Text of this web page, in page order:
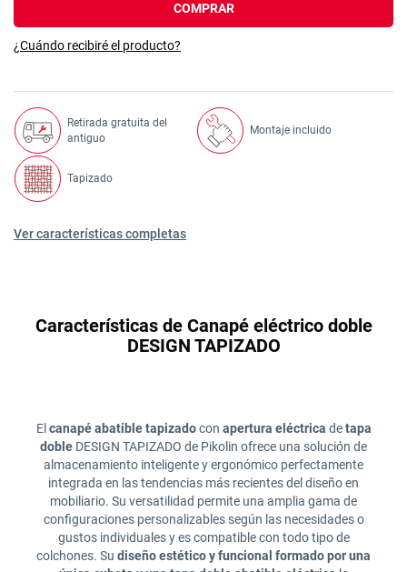
COMPRAR
¿Cuándo recibiré el producto?
Retirada gratuita del
antiguo
Montaje incluido
Tapizado
Ver características completas
Características de Canapé eléctrico doble
DESIGN TAPIZADO
El canapé abatible tapizadocon apertura eléctrica detapa
doble DESIGN TAPIZADO de Pikolin ofrece una solución de
almacenamiento inteligente y ergonómico perfectamente
integrada en las tendencias más recientes del diseño en
mobiliario. Su versatilidad permite una amplia gama de
configuraciones personalizables según las necesidades o
gustos individuales y es compatible con todo tipo de
colchones. Su diseño estético y funcional formado por una